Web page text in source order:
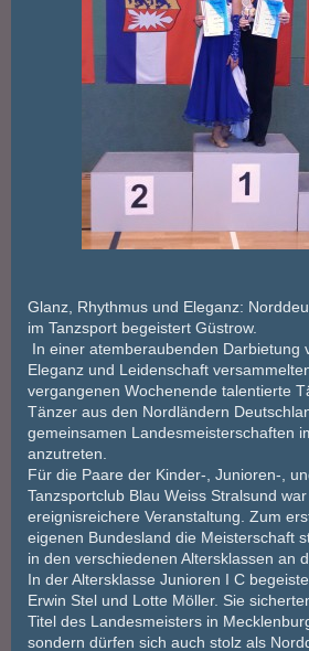
Glanz, Rhythmus und Eleganz:
im Tanzsport begeistert Güstrow.
In einer atemberaubenden Darbietung
Eleganz und Leidenschaft
vergangenen Wochenende talentierte
Tänzer aus den Nordländern
gemeinsamen Landesmeisterschaften
anzutreten.
Für die Paare der Kinder-, Junioren-,
Tanzsportclub Blau Weiss Stralsund
ereignisreichere Veranstaltung. Zum
eigenen Bundesland die Meisterschaft
in den verschiedenen Altersklassen an
In der Altersklasse Junioren I C
Erwin Stel und Lotte Möller. Sie
Titel des Landesmeisters in
sondern dürfen sich auch stolz als